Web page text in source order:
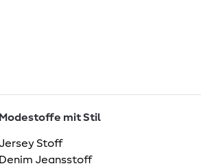
Modestoffe mit Stil
Jersey Stoff
Denim Jeansstoff